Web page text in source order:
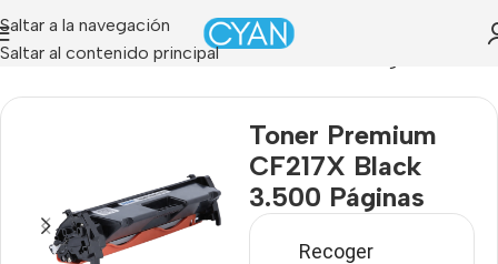
Saltar a la navegación
Saltar al contenido principal
Tienda »Toner Premium CF217X Black 3.500 Páginas
Toner Premium
CF217X Black
3.500 Páginas
Recoger